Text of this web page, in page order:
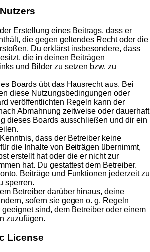
Erstellung eines Beitrags, dass er
die gegen geltendes Recht oder die
Du erklärst insbesondere, dass
die in deinen Beiträgen
und Bilder zu setzen bzw. zu
Boards übt das Hausrecht aus. Bei
diese Nutzungsbedingungen oder
veröffentlichten Regeln kann der
Abmahnung zeitweise oder dauerhaft
dieses Boards ausschließen und dir ein
dass der Betreiber keine
die Inhalte von Beiträgen übernimmt,
erstellt hat oder die er nicht zur
hat. Du gestattest dem Betreiber,
Beiträge und Funktionen jederzeit zu
sperren.
Betreiber darüber hinaus, deine
sofern sie gegen o. g. Regeln
sind, dem Betreiber oder einem
zuzufügen.
License